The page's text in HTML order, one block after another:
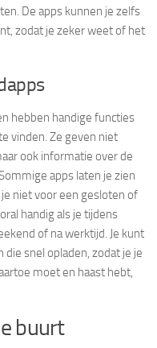
De apps kunnen je zelfs
zodat je zeker weet of het
hebben handige functies
vinden. Ze geven niet
ook informatie over de
apps laten je zien
niet voor een gesloten of
handig als je tijdens
of na werktijd. Je kunt
snel opladen, zodat je je
moet en haast hebt,
buurt